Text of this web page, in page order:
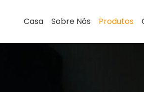
Casa Sobre Nós Produtos